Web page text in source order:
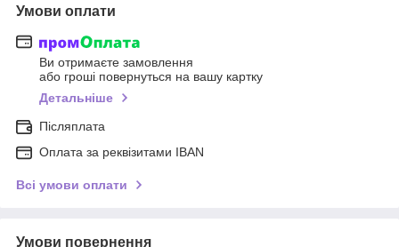
Умови оплати
Ви отримаєте замовлення
або гроші повернуться на вашу картку
Детальніше
Післяплата
Оплата за реквізитами IBAN
Всі умови оплати
Умови повернення